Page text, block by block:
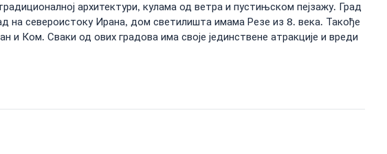
архитектури, кулама од ветра и пустињском пејзажу. Град
на североистоку Ирана, дом светилишта имама Резе из 8. века. Такође
и Ком. Сваки од ових градова има своје јединствене атракције и вреди